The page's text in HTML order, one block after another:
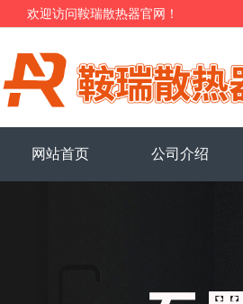
欢迎访问鞍瑞散热器官网！
网站首页 公司介绍